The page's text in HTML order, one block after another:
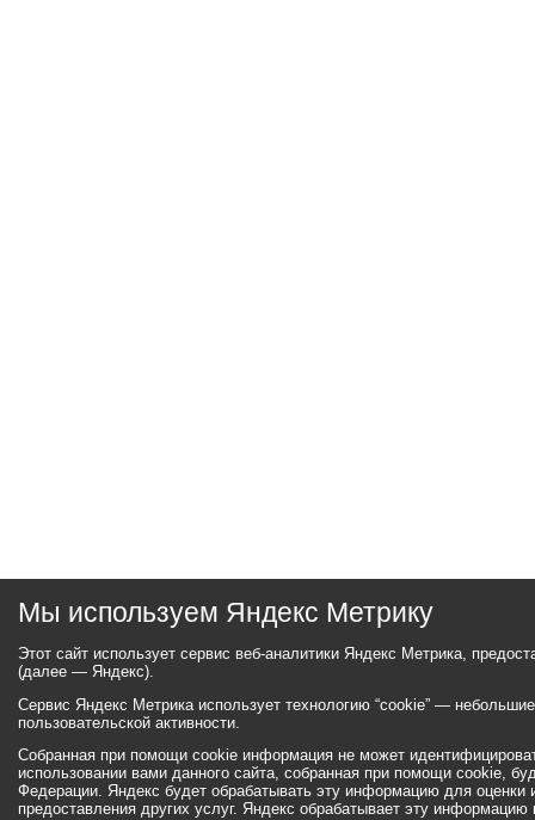
Мы используем Яндекс Метрику
Этот сайт использует сервис веб-аналитики Яндекс Метрика,
(далее — Яндекс).
Сервис Яндекс Метрика использует технологию “cookie” —
пользовательской активности.
Собранная при помощи cookie информация не может
использовании вами данного сайта, собранная при помощи cookie,
Федерации. Яндекс будет обрабатывать эту информацию для оценки
предоставления других услуг. Яндекс обрабатывает эту